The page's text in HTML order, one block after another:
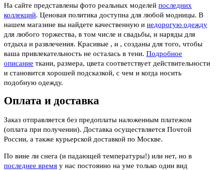
На сайте представлены фото реальных моделей последних
коллекций. Ценовая политика доступна для любой модницы. В
нашем магазине вы найдете качественную и недорогую одежду
для любого торжества, в том числе и свадьбы, и наряды для
отдыха и развлечения. Красивые , и , созданы для того, чтобы
ваша привлекательность не осталась в тени. Подробное
описание ткани, размера, цвета соответствует действительности
и становится хорошей подсказкой, с чем и когда носить
подобную одежду.
Оплата и доставка
Заказ отправляется без предоплаты наложенным платежом
(оплата при получении). Доставка осуществляется Почтой
России, а также курьерской доставкой по Москве.
По вине ли снега (и падающей температуры!) или нет, но в
последнее время у нас постоянно на уме только один вид